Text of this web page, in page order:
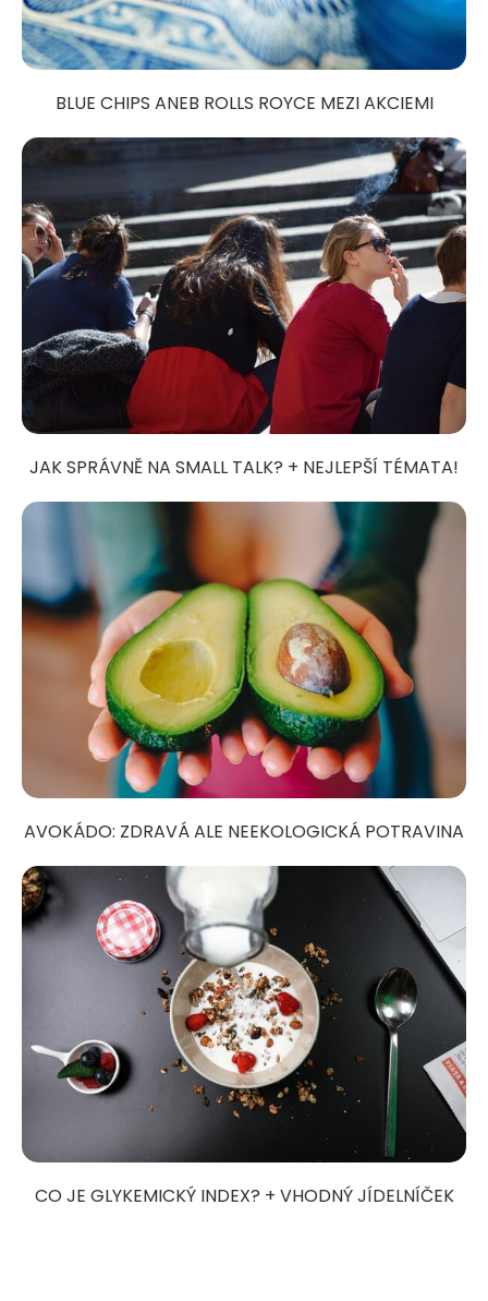
BLUE CHIPS ANEB ROLLS ROYCE MEZI AKCIEMI
JAK SPRÁVNĚ NA SMALL TALK? + NEJLEPŠÍ TÉMATA!
AVOKÁDO: ZDRAVÁ ALE NEEKOLOGICKÁ POTRAVINA
CO JE GLYKEMICKÝ INDEX? + VHODNÝ JÍDELNÍČEK